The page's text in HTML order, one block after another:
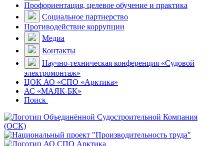
Профориентация, целевое обучение и практика
Социальное партнерство
Противодействие коррупции
Медиа
Контакты
Научно-техническая конференция «Судовой
электромонтаж»
ЦОК АО «СПО «Арктика»
АС «МАЯК-БК»
Поиск